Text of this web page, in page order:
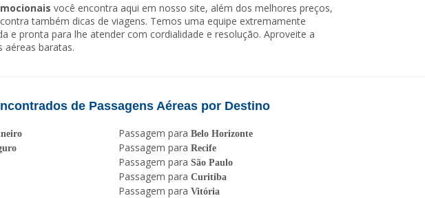
você encontra aqui em nosso site, além dos melhores preços,
também dicas de viagens. Temos uma equipe extremamente
e pronta para lhe atender com cordialidade e resolução. Aproveite a
aéreas baratas.
de Passagens Aéreas por Destino
Passagem para Belo Horizonte
Passagem para Recife
Passagem para São Paulo
Passagem para Curitiba
Passagem para Vitória